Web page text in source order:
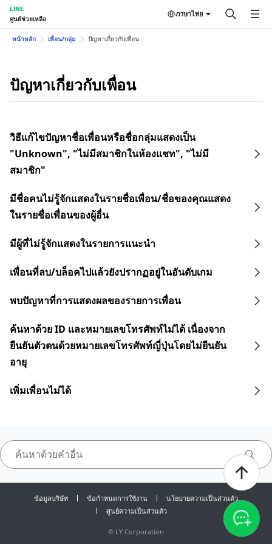
LINE
ศูนย์ช่วยเหลือ
ภาษาไทย
หน้าหลัก เพื่อน/กลุ่ม ปัญหาเกี่ยวกับเพื่อน
ปัญหาเกี่ยวกับเพื่อน
วิธีแก้ไขปัญหาชื่อเพื่อนหรือชื่อกลุ่มแสดงเป็น
"Unknown", "ไม่มีสมาชิกในห้องแชท", "ไม่มี
สมาชิก"
มีชื่อคนไม่รู้จักแสดงในรายชื่อเพื่อน/ชื่อของคุณแสดง
ในรายชื่อเพื่อนของผู้อื่น
มีผู้ที่ไม่รู้จักแสดงในรายการแนะนำ
เพื่อนที่ลบ/บล็อคไปแล้วยังปรากฏอยู่ในอันดับเกม
พบปัญหาที่การแสดงผลของรายการเพื่อน
ค้นหาด้วย ID และหมายเลขโทรศัพท์ไม่ได้ เนื่องจาก
ยืนยันตัวตนด้วยหมายเลขโทรศัพท์ญี่ปุ่นโดยไม่ยืนยัน
อายุ
เพิ่มเพื่อนไม่ได้
ข้อมูลบริษัท ข้อกำหนดการใช้งาน
นโยบายความเป็นส่วนตัว
ศูนย์ความเป็นส่วนตัว
© LY Corporation